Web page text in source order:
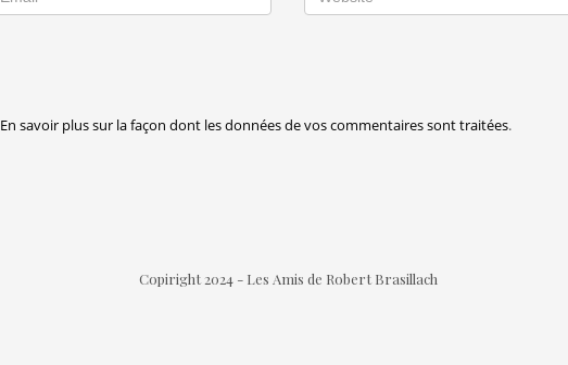
En savoir plus sur la façon dont les données de vos commentaires sont traitées.
Copiright 2024 - Les Amis de Robert Brasillach